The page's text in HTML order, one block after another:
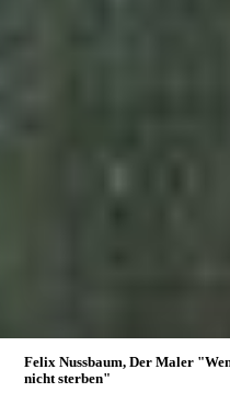
Felix Nussbaum, Der Maler
nicht sterben"